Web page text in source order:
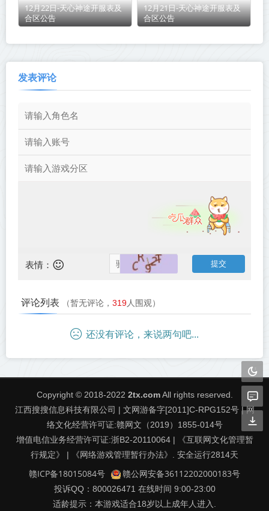
12月22日-天心神途开服表及
合区公告
12月21日-天心神途开服表及
合区公告
发表评论
表情：
评论列表 （暂无评论， 319人围观）
还没有评论，来说两句吧...
Copyright © 2018-2022 2tx.comAll rights reserved.
江西搜搜信息科技有限公司 | 文网游备字[2011]C-RPG152号 | 网
络文化经营许可证:赣网文（2019）1855-014号
增值电信业务经营许可证:浙B2-20110064 | 《互联网文化管理暂
行规定》 | 《网络游戏管理暂行办法》. 安全运行2814天
赣ICP备18015084号 赣公网安备36112202000183号
投诉QQ：800026471 在线时间 9:00-23:00
适龄提示：本游戏适合18岁以上成年人进入.